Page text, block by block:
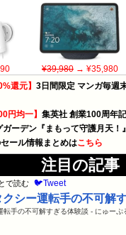
¥39,980→ ¥35,980
還元】 3日間限定 マンガ毎週
円均一】 集英社 創業100周年
ガーデン『まもって守護月天！
ール情報まとめはこちら
注目の記事
で読む 🐦Tweet
シー運転手の不可解
転手の不可解すぎる体験談 - にゅーぷ